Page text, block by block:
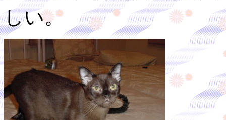
しい。